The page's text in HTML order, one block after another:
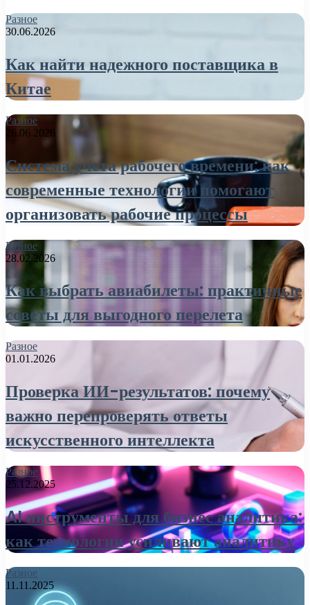
Разное
30.06.2026
Как найти надежного поставщика в
Китае
Разное
26.06.2026
Система учета рабочего времени: как
современные технологии помогают
организовать рабочие процессы
Разное
28.02.2026
Как выбрать авиабилеты: практичные
советы для выгодного перелета
Разное
01.01.2026
Проверка ИИ-результатов: почему
важно перепроверять ответы
искусственного интеллекта
Разное
25.12.2025
AI инструменты для бизнес аналитика:
как технологии усиливают аналитику
Разное
11.11.2025